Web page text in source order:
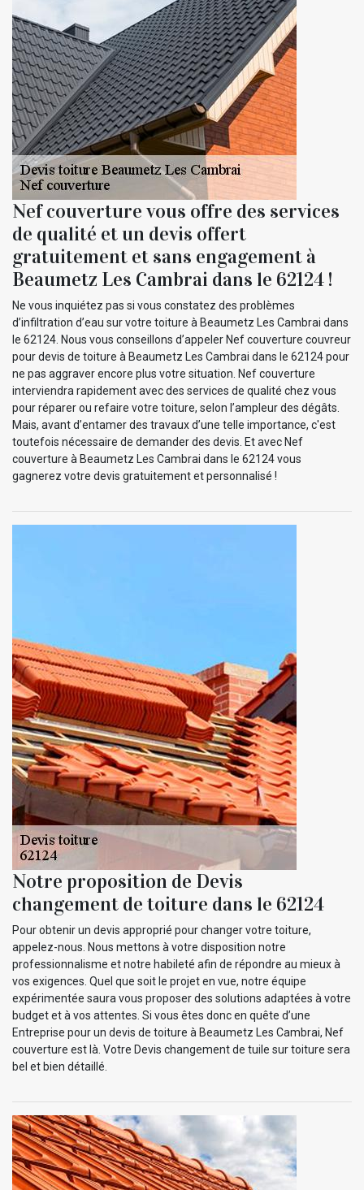
Nef couverture vous offre des services
de qualité et un devis offert
gratuitement et sans engagement à
Beaumetz Les Cambrai dans le 62124 !
Ne vous inquiétez pas si vous constatez des problèmes
d’infiltration d’eau sur votre toiture à Beaumetz Les Cambrai dans
le 62124. Nous vous conseillons d’appeler Nef couverture couvreur
pour devis de toiture à Beaumetz Les Cambrai dans le 62124 pour
ne pas aggraver encore plus votre situation. Nef couverture
interviendra rapidement avec des services de qualité chez vous
pour réparer ou refaire votre toiture, selon l’ampleur des dégâts.
Mais, avant d’entamer des travaux d’une telle importance, c'est
toutefois nécessaire de demander des devis. Et avec Nef
couverture à Beaumetz Les Cambrai dans le 62124 vous
gagnerez votre devis gratuitement et personnalisé !
Notre proposition de Devis
changement de toiture dans le 62124
Pour obtenir un devis approprié pour changer votre toiture,
appelez-nous. Nous mettons à votre disposition notre
professionnalisme et notre habileté afin de répondre au mieux à
vos exigences. Quel que soit le projet en vue, notre équipe
expérimentée saura vous proposer des solutions adaptées à votre
budget et à vos attentes. Si vous êtes donc en quête d’une
Entreprise pour un devis de toiture à Beaumetz Les Cambrai, Nef
couverture est là. Votre Devis changement de tuile sur toiture sera
bel et bien détaillé.